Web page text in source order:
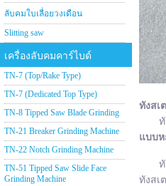
ลับคมใบเลื่อยวงเดือน
Slitting saw
เครื่องลับคมคาร์ไบด์
TN-7 (Top/Rake Type)
TN-7 (Dedicated Top Type)
TN-8 Tipped Saw Blade Grinding
TN-21 Breaker Grinding Machine
TN-22 Notch Grinding Machine
TN-51 Tipped Saw Slide Face
Grinding Machine
ทังสเ
ทังส
แบบห
ทังส
ทังสเ